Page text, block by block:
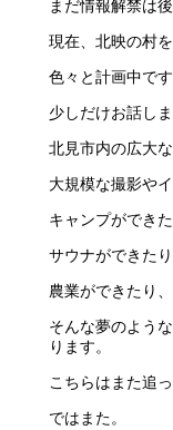
まだ情報解禁は
現在、北映の村
色々と計画中です
少しだけお話しま
北見市内の広大
大規模な撮影や
キャンプができた
サウナができたり
農業ができたり、
そんな夢のよう
ります。
こちらはまた追
ではまた。